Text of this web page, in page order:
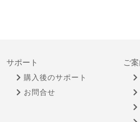
サポート
購入後のサポート
お問合せ
ご